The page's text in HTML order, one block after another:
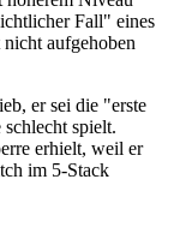
Fall" eines
nicht aufgehoben
er sei die "erste
spielt.
erhielt, weil er
im 5-Stack